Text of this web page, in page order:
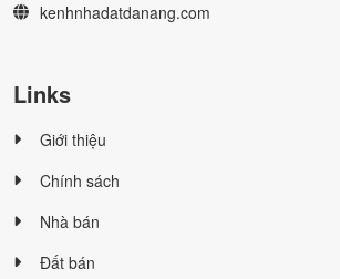
kenhnhadatdanang.com
Links
Giới thiệu
Chính sách
Nhà bán
Đất bán